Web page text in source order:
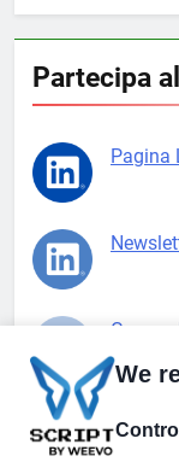
Partecipa
Pagina
Gruppo
Pagina
We